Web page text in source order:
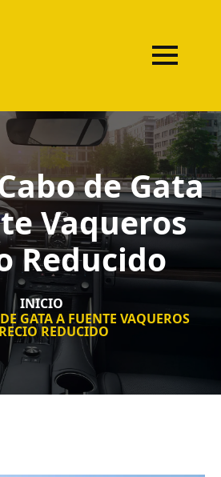
de Gata
Vaqueros
Reducido
INICIO
GATA A FUENTE VAQUEROS
REDUCIDO